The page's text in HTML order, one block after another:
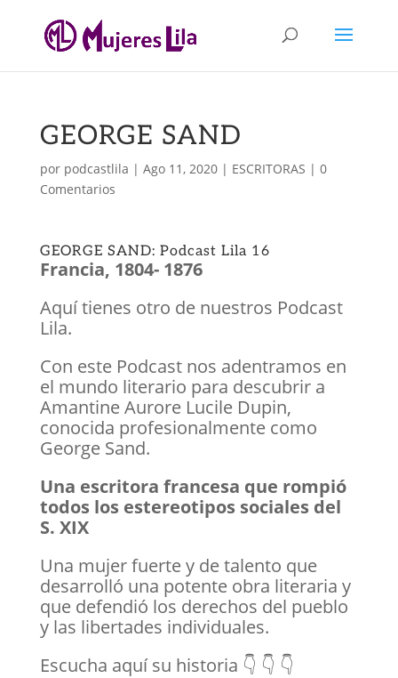
GEORGE SAND
por podcastlila | Ago 11, 2020| ESCRITORAS | 0
Comentarios
GEORGE SAND: Podcast Lila 16
Francia, 1804- 1876
Aquí tienes otro de nuestros Podcast
Lila.
Con este Podcast nos adentramos en
el mundo literario para descubrir a
Amantine Aurore Lucile Dupin,
conocida profesionalmente como
George Sand.
Una escritora francesa que rompió
todos los estereotipos sociales del
S. XIX
Una mujer fuerte y de talento que
desarrolló una potente obra literaria y
que defendió los derechos del pueblo
y las libertades individuales.
Escucha aquí su historia 👇 👇 👇